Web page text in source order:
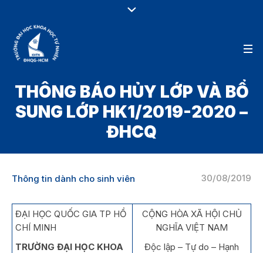
THÔNG BÁO HỦY LỚP VÀ BỔ
SUNG LỚP HK1/2019-2020 –
ĐHCQ
30/08/2019
Thông tin dành cho sinh viên
ĐẠI HỌC QUỐC GIA TP HỒ
CHÍ MINH
TRƯỜNG ĐẠI HỌC KHOA
CỘNG HÒA XÃ HỘI CHỦ
NGHĨA VIỆT NAM
Độc lập – Tự do – Hạnh